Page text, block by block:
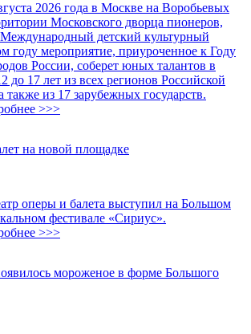
2026 года в Москве на Воробьевых
Московского дворца пионеров,
Международный детский культурный
году мероприятие, приуроченное к Году
России, соберет юных талантов в
до 17 лет из всех регионов Российской
также из 17 зарубежных государств.
>>>
на новой площадке
оперы и балета выступил на Большом
фестивале «Сириус».
>>>
мороженое в форме Большого